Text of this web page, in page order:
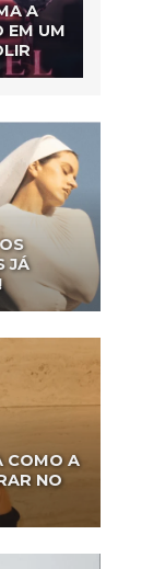
A
EM UM
JÁ
COMO A
NO